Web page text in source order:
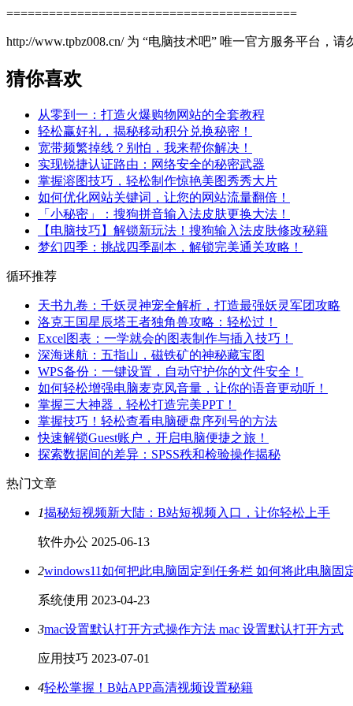
=========================================
http://www.tpbz008.cn/ 为 “电脑技术吧” 唯一官方服务平台，请
猜你喜欢
从零到一：打造火爆购物网站的全套教程
轻松赢好礼，揭秘移动积分兑换秘密！
宽带频繁掉线？别怕，我来帮你解决！
实现锐捷认证路由：网络安全的秘密武器
掌握溶图技巧，轻松制作惊艳美图秀秀大片
如何优化网站关键词，让您的网站流量翻倍！
「小秘密」：搜狗拼音输入法皮肤更换大法！
【电脑技巧】解锁新玩法！搜狗输入法皮肤修改秘籍
梦幻四季：挑战四季副本，解锁完美通关攻略！
循环推荐
天书九卷：千妖灵神宠全解析，打造最强妖灵军团攻略
洛克王国星辰塔王者独角兽攻略：轻松过！
Excel图表：一学就会的图表制作与插入技巧！
深海迷航：五指山，磁铁矿的神秘藏宝图
WPS备份：一键设置，自动守护你的文件安全！
如何轻松增强电脑麦克风音量，让你的语音更动听！
掌握三大神器，轻松打造完美PPT！
掌握技巧！轻松查看电脑硬盘序列号的方法
快速解锁Guest账户，开启电脑便捷之旅！
探索数据间的差异：SPSS秩和检验操作揭秘
热门文章
1揭秘短视频新大陆：B站短视频入口，让你轻松上手
软件办公 2025-06-13
2windows11如何把此电脑固定到任务栏 如何将此电脑固
系统使用 2023-04-23
3mac设置默认打开方式操作方法 mac 设置默认打开方式
应用技巧 2023-07-01
4轻松掌握！B站APP高清视频设置秘籍